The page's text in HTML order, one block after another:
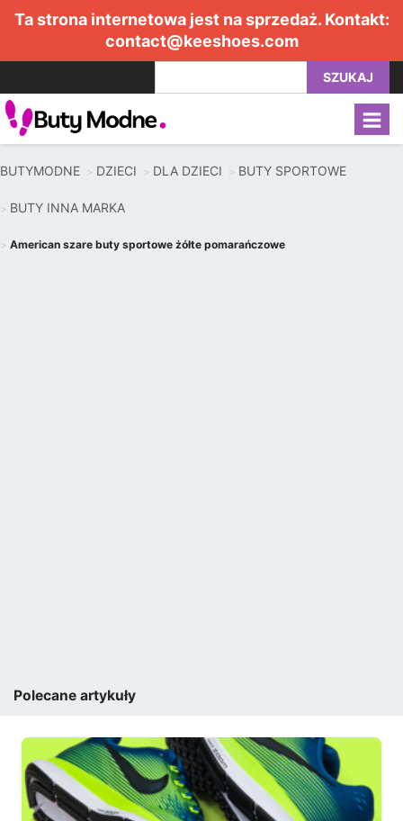
Ta strona internetowa jest na sprzedaż. Kontakt:
contact@keeshoes.com
SZUKAJ
BUTYMODNE DZIECI DLA DZIECI BUTY SPORTOWE
BUTY INNA MARKA
American szare buty sportowe żółte pomarańczowe
Polecane artykuły